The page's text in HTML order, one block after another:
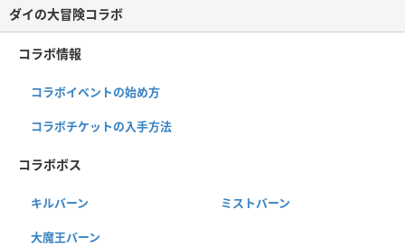
ダイの大冒険コラボ
コラボ情報
コラボイベントの始め方
コラボチケットの入手方法
コラボボス
キルバーン ミストバーン
大魔王バーン